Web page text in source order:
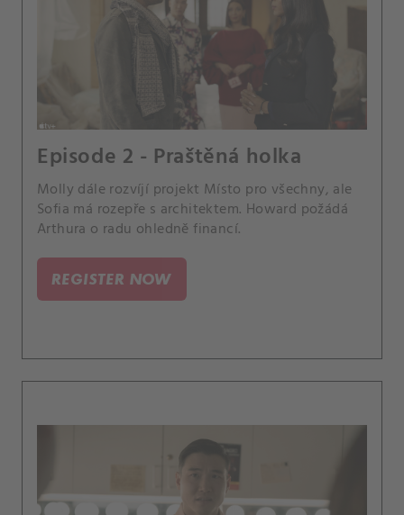
Episode 2 - Praštěná holka
Molly dále rozvíjí projekt Místo pro všechny, ale
Sofia má rozepře s architektem. Howard požádá
Arthura o radu ohledně financí.
REGISTER NOW